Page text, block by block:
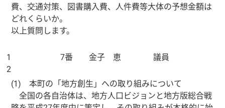
費、交通対策、図書購入費、人件費等大体の予想金額は
どれくらいか。
以上質問します。
1
2
7番 金子 恵 議員
(1) 本町の「地方創生」への取り組みについて
全国の各自治体は、地方人口ビジョンと地方版総合戦